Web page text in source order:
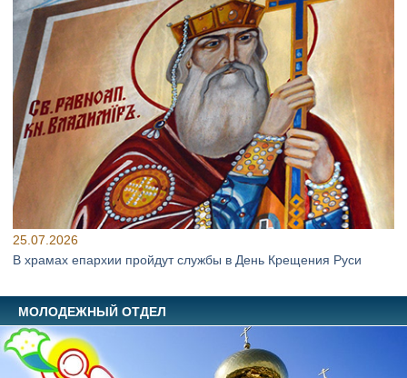
25.07.2026
В храмах епархии пройдут службы в День Крещения Руси
МОЛОДЕЖНЫЙ ОТДЕЛ